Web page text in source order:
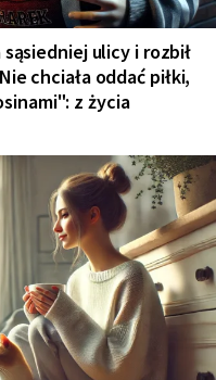
sąsiedniej ulicy i rozbił
chciała oddać piłki,
z życia